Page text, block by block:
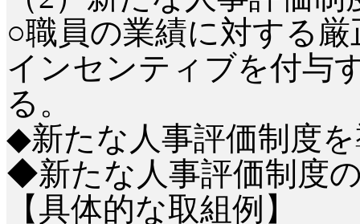
○職員の業績に対する
インセンティブを付与
る。
◆新たな人事評価制度
◆新たな人事評価制度
【具体的な取組例】